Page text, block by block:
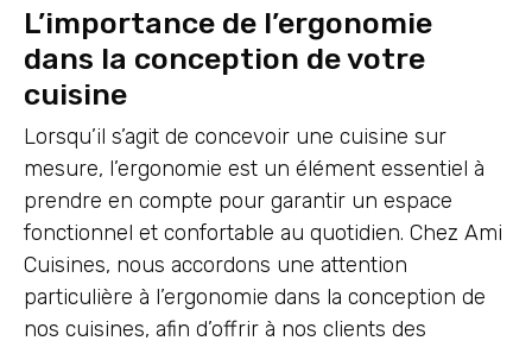
L’importance de l’ergonomie
dans la conception de votre
cuisine
Lorsqu’il s’agit de concevoir une cuisine sur
mesure, l’ergonomie est un élément essentiel à
prendre en compte pour garantir un espace
fonctionnel et confortable au quotidien. Chez Ami
Cuisines, nous accordons une attention
particulière à l’ergonomie dans la conception de
nos cuisines, afin d’offrir à nos clients des